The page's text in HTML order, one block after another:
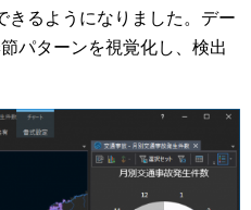
きるようになりました。デー
パターンを視覚化し、検出